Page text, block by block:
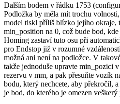
Dalším bodem v řádku 1753
Podložka by měla mít trochu
model tiskl příliš blízko jejího okraje,
min_position na 0, což bude bod, kde
Homing zastaví tuto osu při
pro Endstop již v rozumné
možná ani není na podložce. V
takže jednoduše upravte min_pozici
rezervu v mm, a pak přesuňte vozík
bodu, který nechcete, aby překročil,
je bod, do kterého je omezen veškerý